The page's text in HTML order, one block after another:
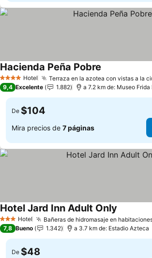
4 EstrellasHotel Terraza en la azotea con vistas a la
Hacienda Peña Pobre
9,4 Excelente 1.882 a 7.2 km de: Museo Frida
De $104
Mira precios de 7 páginas
3 Estrellas
Hotel Bañeras de hidromasaje en
Hotel Jard Inn Adult Only
7,8 Bueno 1.342 a 3.7 km de: Estadio Azteca
De $48